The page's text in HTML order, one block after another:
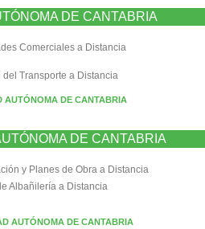
DE CANTABRIA
Comerciales a Distancia
del Transporte a Distancia
DE CANTABRIA
DE CANTABRIA
y Planes de Obra a Distancia
Albañilería a Distancia
AUTÓNOMA DE CANTABRIA